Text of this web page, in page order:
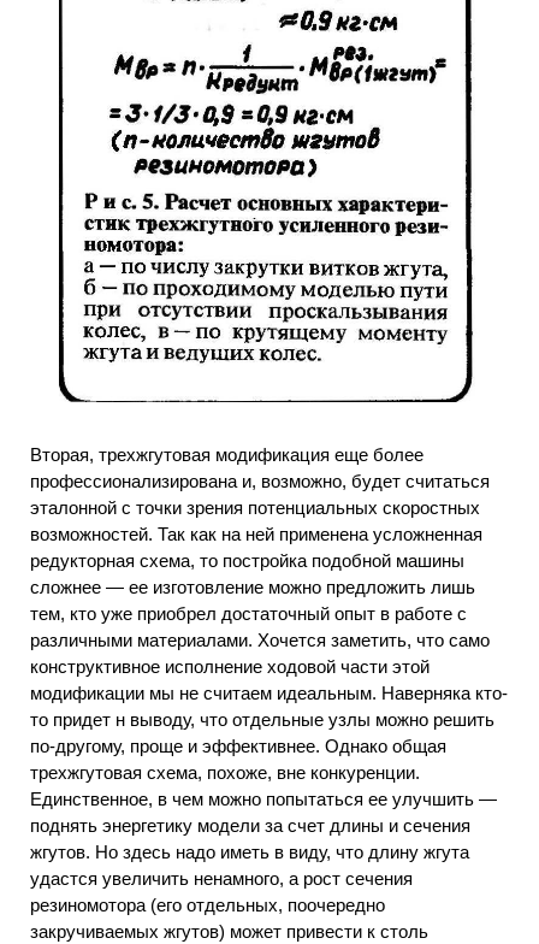
Вторая, трехжгутовая модификация еще более
профессионализирована и, возможно, будет считаться
эталонной с точки зрения потенциальных скоростных
возможностей. Так как на ней применена усложненная
редукторная схема, то постройка подобной машины
сложнее — ее изготовление можно предложить лишь
тем, кто уже приобрел достаточный опыт в работе с
различными материалами. Хочется заметить, что само
конструктивное исполнение ходовой части этой
модификации мы не считаем идеальным. Наверняка кто-
то придет н выводу, что отдельные узлы можно решить
по-другому, проще и эффективнее. Однако общая
трехжгутовая схема, похоже, вне конкуренции.
Единственное, в чем можно попытаться ее улучшить —
поднять энергетику модели за счет длины и сечения
жгутов. Но здесь надо иметь в виду, что длину жгута
удастся увеличить ненамного, а рост сечения
резиномотора (его отдельных, поочередно
закручиваемых жгутов) может привести к столь